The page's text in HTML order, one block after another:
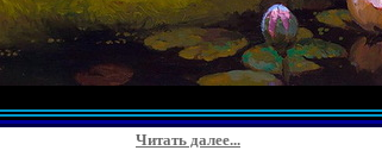
Читать далее...